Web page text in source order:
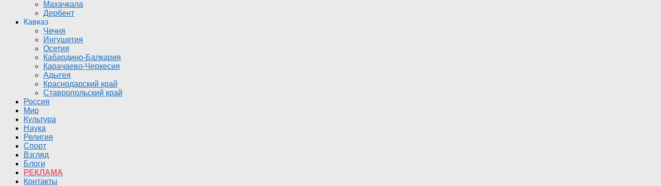
Махачкала
Дербент
Кавказ
Чечня
Ингушетия
Осетия
Кабардино-Балкария
Карачаево-Черкесия
Адыгея
Краснодарский край
Ставропольский край
Россия
Мир
Культура
Наука
Религия
Спорт
Взгляд
Блоги
РЕКЛАМА
Контакты